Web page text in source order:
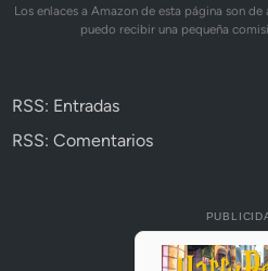
Los enlaces a Amazon de esta página son
puedo recibir una pequeña
RSS: Entradas
RSS: Comentarios